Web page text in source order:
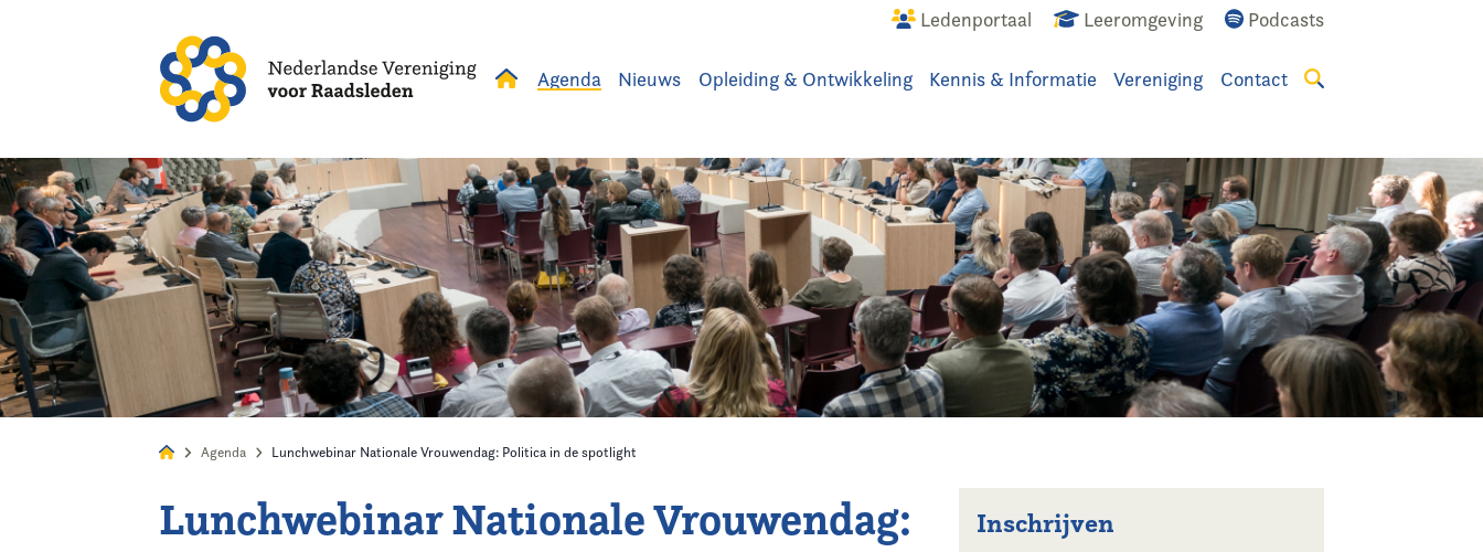
Ledenportaal Leeromgeving Podcasts
Agenda Nieuws Opleiding & Ontwikkeling Kennis & Informatie Vereniging Contact
Alles Nieuws Agenda Raadslid
Agenda Lunchwebinar Nationale Vrouwendag: Politica in de spotlight
Lunchwebinar Nationale Vrouwendag:
Inschrijven